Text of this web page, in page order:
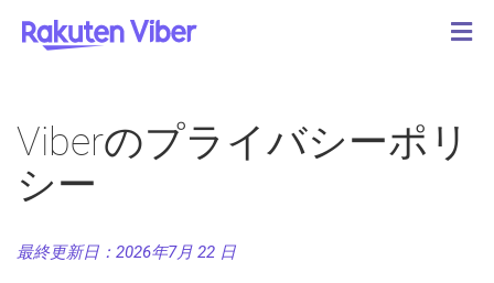
Viberのプライバシーポリ
シー
最終更新日： 2026年7月 22 日